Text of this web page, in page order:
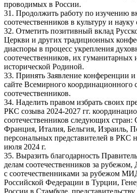
проводимых в России.
31. Продолжить работу по изучению
соотечественников в культуру и
32. Отметить позитивный вклад
Церкви и других традиционных
диаспоры в процесс укрепления
соотечественников, их гуманитарных
исторической Родиной.
33. Принять Заявление конференции и
сайте Всемирного координационного
соотечественников.
34. Наделить правом избрать своих
РКС созыва 2024-2027 гг.
соотечественников следующих стран:
Франция, Италия, Бельгия, Израиль,
персональных представителей в РКС
июля 2024 г.
35. Выразить благодарность
делам соотечественников за рубежом,
с соотечественниками за рубежом
Российской Федерации в Турции,